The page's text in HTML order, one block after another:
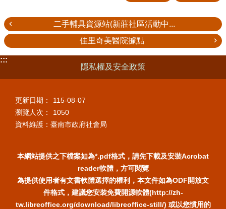
二手輔具資源站(新莊社區活動中...
佳里奇美醫院據點
:::
隱私權及安全政策
更新日期：
115-08-07
瀏覽人次：
1050
資料維護：臺南市政府社會局
本網站提供之下檔案如為*.pdf格式，請先下載及安裝Acrobat
reader軟體，方可閱覽
為提供使用者有文書軟體選擇的權利，本文件如為ODF開放文
件格式，建議您安裝免費開源軟體(http://zh-
tw.libreoffice.org/download/libreoffice-still/) 或以您慣用的